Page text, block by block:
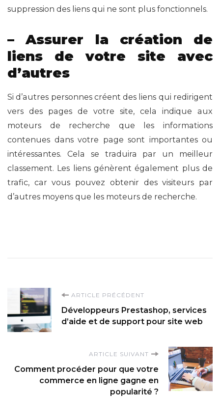
suppression des liens qui ne sont plus fonctionnels.
– Assurer la création de
liens de votre site avec
d’autres
Si d’autres personnes créent des liens qui redirigent
vers des pages de votre site, cela indique aux
moteurs de recherche que les informations
contenues dans votre page sont importantes ou
intéressantes. Cela se traduira par un meilleur
classement. Les liens génèrent également plus de
trafic, car vous pouvez obtenir des visiteurs par
d’autres moyens que les moteurs de recherche.
Navigation
d'article
ARTICLE PRÉCÉDENT
Développeurs Prestashop, services
d’aide et de support pour site web
ARTICLE SUIVANT
Comment procéder pour que votre
commerce en ligne gagne en
popularité ?